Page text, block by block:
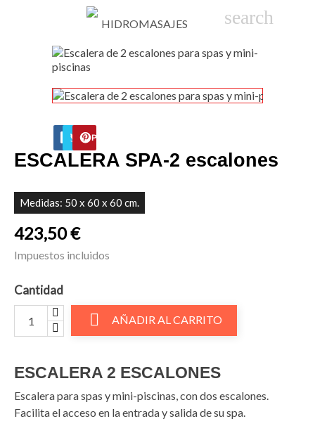
search
FACEBOOK
TWITTER
PINTEREST
ESCALERA SPA-2 escalones
Medidas: 50 x 60 x 60 cm.
423,50 €
Impuestos incluidos
Cantidad
 AÑADIR AL CARRITO
ESCALERA 2 ESCALONES
Escalera para spas y mini-piscinas, con dos escalones.
Facilita el acceso en la entrada y salida de su spa.